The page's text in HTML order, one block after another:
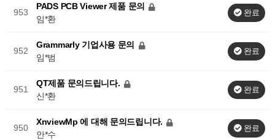
953
PADS PCB Viewer 제품 문의
임*환
완료
952
Grammarly 기업사용 문의
임*범
완료
951
QT제품 문의드립니다.
신*환
완료
950
XnviewMp 에 대해 문의드립니다.
안*수
완료